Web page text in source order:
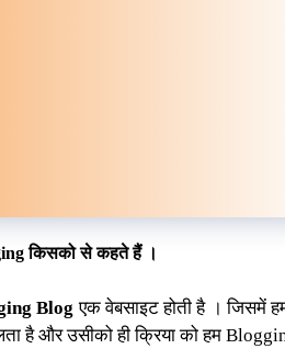
किसको से कहतेहैं ।
Blog एक वेबसाइट होती है । जिसमें
है और उसीको ही क्रिया को हम